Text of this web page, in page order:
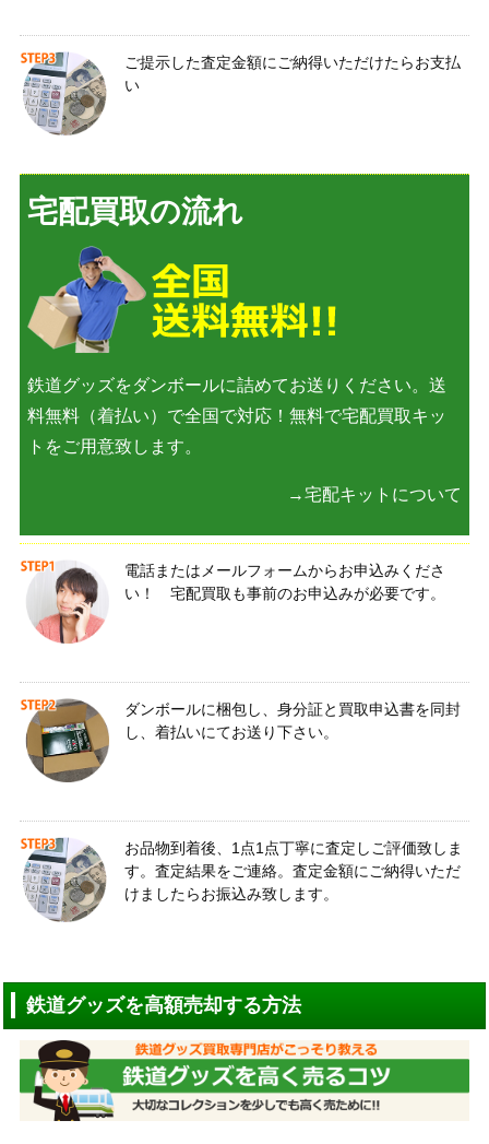
ご提示した査定金額にご納得いただけたらお支払
い
宅配買取の流れ
鉄道グッズをダンボールに詰めてお送りください。送
料無料（着払い）で全国で対応！無料で宅配買取キッ
トをご用意致します。
→宅配キットについて
電話またはメールフォームからお申込みくださ
い！ 宅配買取も事前のお申込みが必要です。
ダンボールに梱包し、身分証と買取申込書を同封
し、着払いにてお送り下さい。
お品物到着後、1点1点丁寧に査定しご評価致しま
す。査定結果をご連絡。査定金額にご納得いただ
けましたらお振込み致します。
鉄道グッズを高額売却する方法